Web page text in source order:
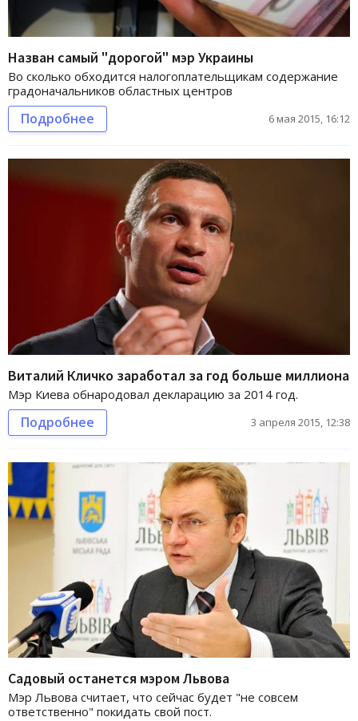
Назван самый "дорогой" мэр Украины
Во сколько обходится налогоплательщикам содержание
градоначальников областных центров
Подробнее 6 мая 2015, 16:12
Виталий Кличко заработал за год больше миллиона
Мэр Киева обнародовал декларацию за 2014 год.
Подробнее 3 апреля 2015, 12:38
Садовый останется мэром Львова
Мэр Львова считает, что сейчас будет "не совсем
ответственно" покидать свой пост.